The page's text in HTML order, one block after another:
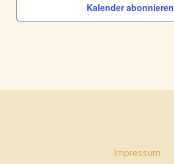
Kalender abonnieren
Impressum